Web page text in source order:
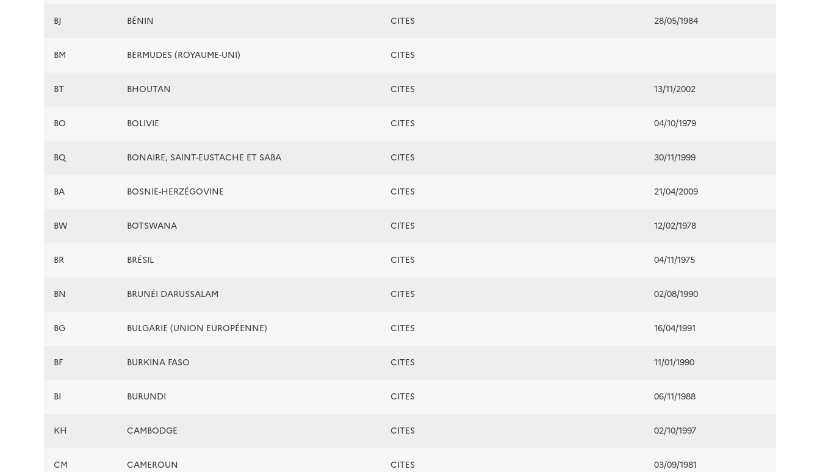
BJ BÉNIN CITES 28/05/1984
BM BERMUDES (ROYAUME-UNI) CITES
BT BHOUTAN CITES 13/11/2002
BO BOLIVIE CITES 04/10/1979
BQ BONAIRE, SAINT-EUSTACHE ET SABA CITES 30/11/1999
BA BOSNIE-HERZÉGOVINE CITES 21/04/2009
BW BOTSWANA CITES 12/02/1978
BR BRÉSIL CITES 04/11/1975
BN BRUNÉI DARUSSALAM CITES 02/08/1990
BG BULGARIE (UNION EUROPÉENNE) CITES 16/04/1991
BF BURKINA FASO CITES 11/01/1990
BI BURUNDI CITES 06/11/1988
KH CAMBODGE CITES 02/10/1997
CM CAMEROUN CITES 03/09/1981